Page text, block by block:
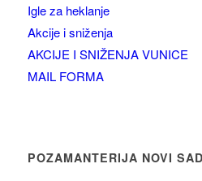
Igle za heklanje
Akcije i sniženja
AKCIJE I SNIŽENJA VUNICE
MAIL FORMA
POZAMANTERIJA NOVI SAD